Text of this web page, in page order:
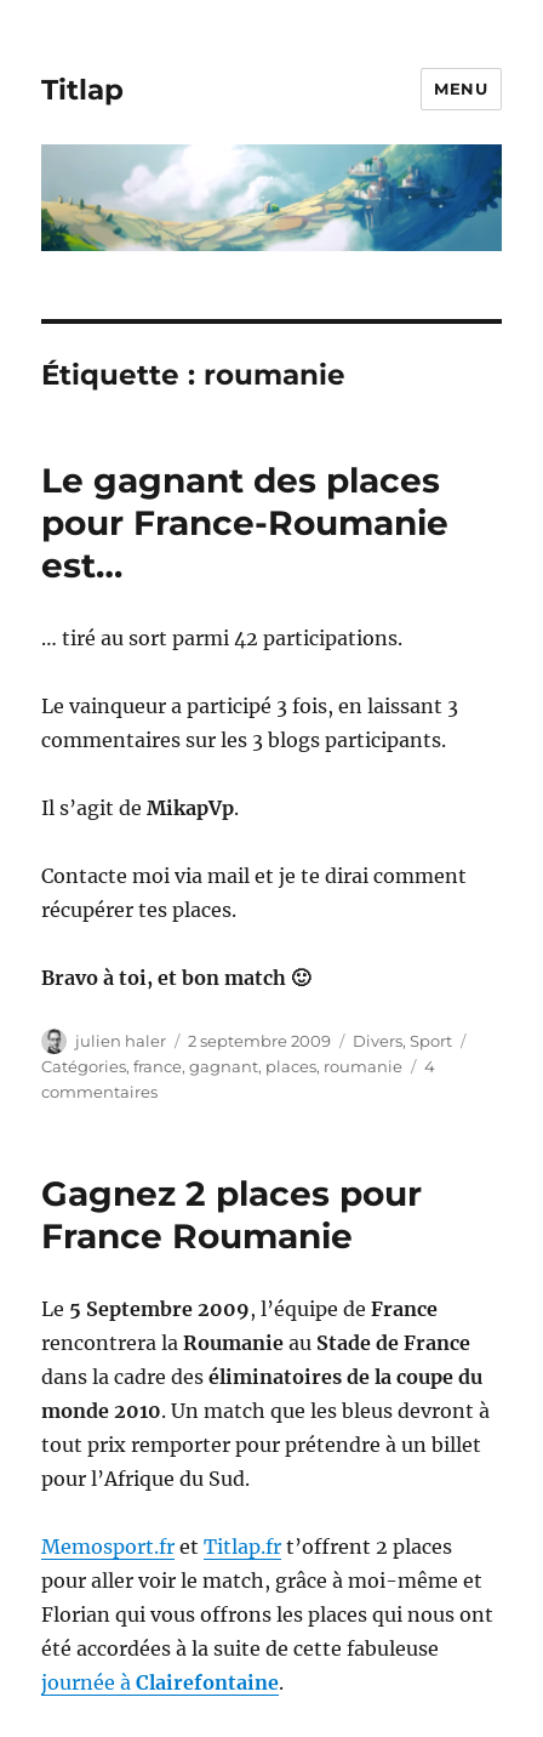
Titlap MENU
Étiquette : roumanie
Le gagnant des places
pour France-Roumanie
est…
… tiré au sort parmi 42 participations.
Le vainqueur a participé 3 fois, en laissant 3
commentaires sur les 3 blogs participants.
Il s’agit deMikapVp.
Contacte moi via mail et je te dirai comment
récupérer tes places.
Bravo à toi, et bon match 🙂
Auteur
julien haler
Publié
le
2 septembre 2009 Catégories
Divers,Sport
Catégories,france,gagnant, places, roumanie
4
commentairessur
places
France-
Gagnez 2 places pour
France Roumanie
Le 5 Septembre 2009, l’équipe deFrance
rencontrera laRoumanieau Stade de France
dans la cadre deséliminatoires de la coupe du
monde 2010. Un match que les bleus devront à
tout prix remporter pour prétendre à un billet
pour l’Afrique du Sud.
Memosport.fr etTitlap.fr t’offrent 2 places
pour aller voir le match, grâce à moi-même et
Florian qui vous offrons les places qui nous ont
été accordées à la suite de cette fabuleuse
journée àClairefontaine.